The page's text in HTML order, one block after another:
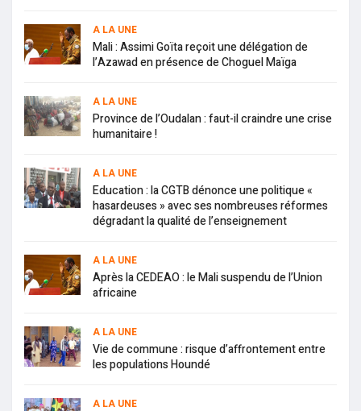
A LA UNE
Mali : Assimi Goïta reçoit une délégation de
l’Azawad en présence de Choguel Maïga
A LA UNE
Province de l’Oudalan : faut-il craindre une crise
humanitaire !
A LA UNE
Education : la CGTB dénonce une politique «
hasardeuses » avec ses nombreuses réformes
dégradant la qualité de l’enseignement
A LA UNE
Après la CEDEAO : le Mali suspendu de l’Union
africaine
A LA UNE
Vie de commune : risque d’affrontement entre
les populations Houndé
A LA UNE